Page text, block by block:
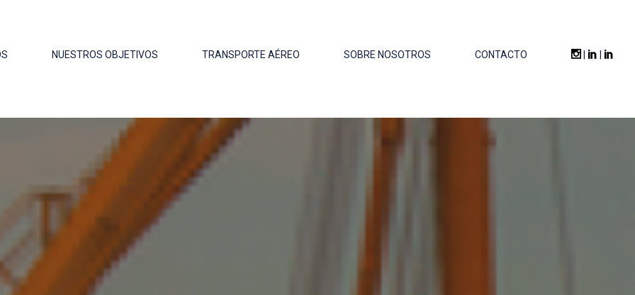
NUESTROS OBJETIVOS TRANSPORTE AÉREO SOBRE NOSOTROS CONTACTO